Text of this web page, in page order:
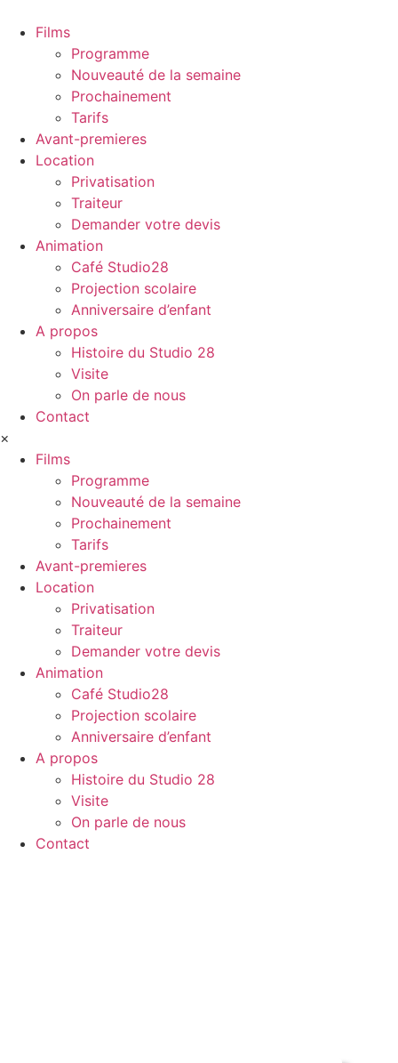
Films
Programme
Nouveauté de la semaine
Prochainement
Tarifs
Avant-premieres
Location
Privatisation
Traiteur
Demander votre devis
Animation
Café Studio28
Projection scolaire
Anniversaire d’enfant
A propos
Histoire du Studio 28
Visite
On parle de nous
Contact
×
Films
Programme
Nouveauté de la semaine
Prochainement
Tarifs
Avant-premieres
Location
Privatisation
Traiteur
Demander votre devis
Animation
Café Studio28
Projection scolaire
Anniversaire d’enfant
A propos
Histoire du Studio 28
Visite
On parle de nous
Contact